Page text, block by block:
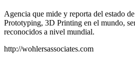
Agencia que mide y reporta del estado
Prototyping, 3D Printing en el mundo,
reconocidos a nivel mundial.
http://wohlersassociates.com